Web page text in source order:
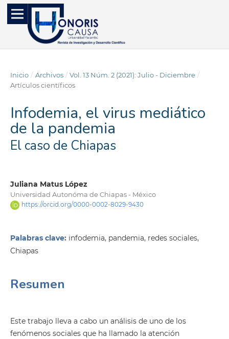
Inicio / Archivos / Vol. 13 Núm. 2 (2021): Julio - Diciembre /
Artículos científicos
Infodemia, el virus mediático
de la pandemia
El caso de Chiapas
Juliana Matus López
Universidad Autonóma de Chiapas - México
https://orcid.org/0000-0002-8029-9430
Palabras clave: infodemia, pandemia, redes sociales,
Chiapas
Resumen
Este trabajo lleva a cabo un análisis de uno de los
fenómenos sociales que ha llamado la atención